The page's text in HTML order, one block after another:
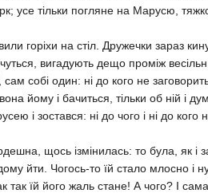
усе тiльки погляне на Марусю,
горiхи на стiл. Дружечки зараз
вигадують дещо промiж
собi один: нi до кого не
йому i бачиться, тiльки об нiй i
i зостався: нi до чого і нi до кого
щось iзмiнилась: то була, як i
йти. Чогось-то їй стало млосно i
так їй його жаль стане! А чого? I